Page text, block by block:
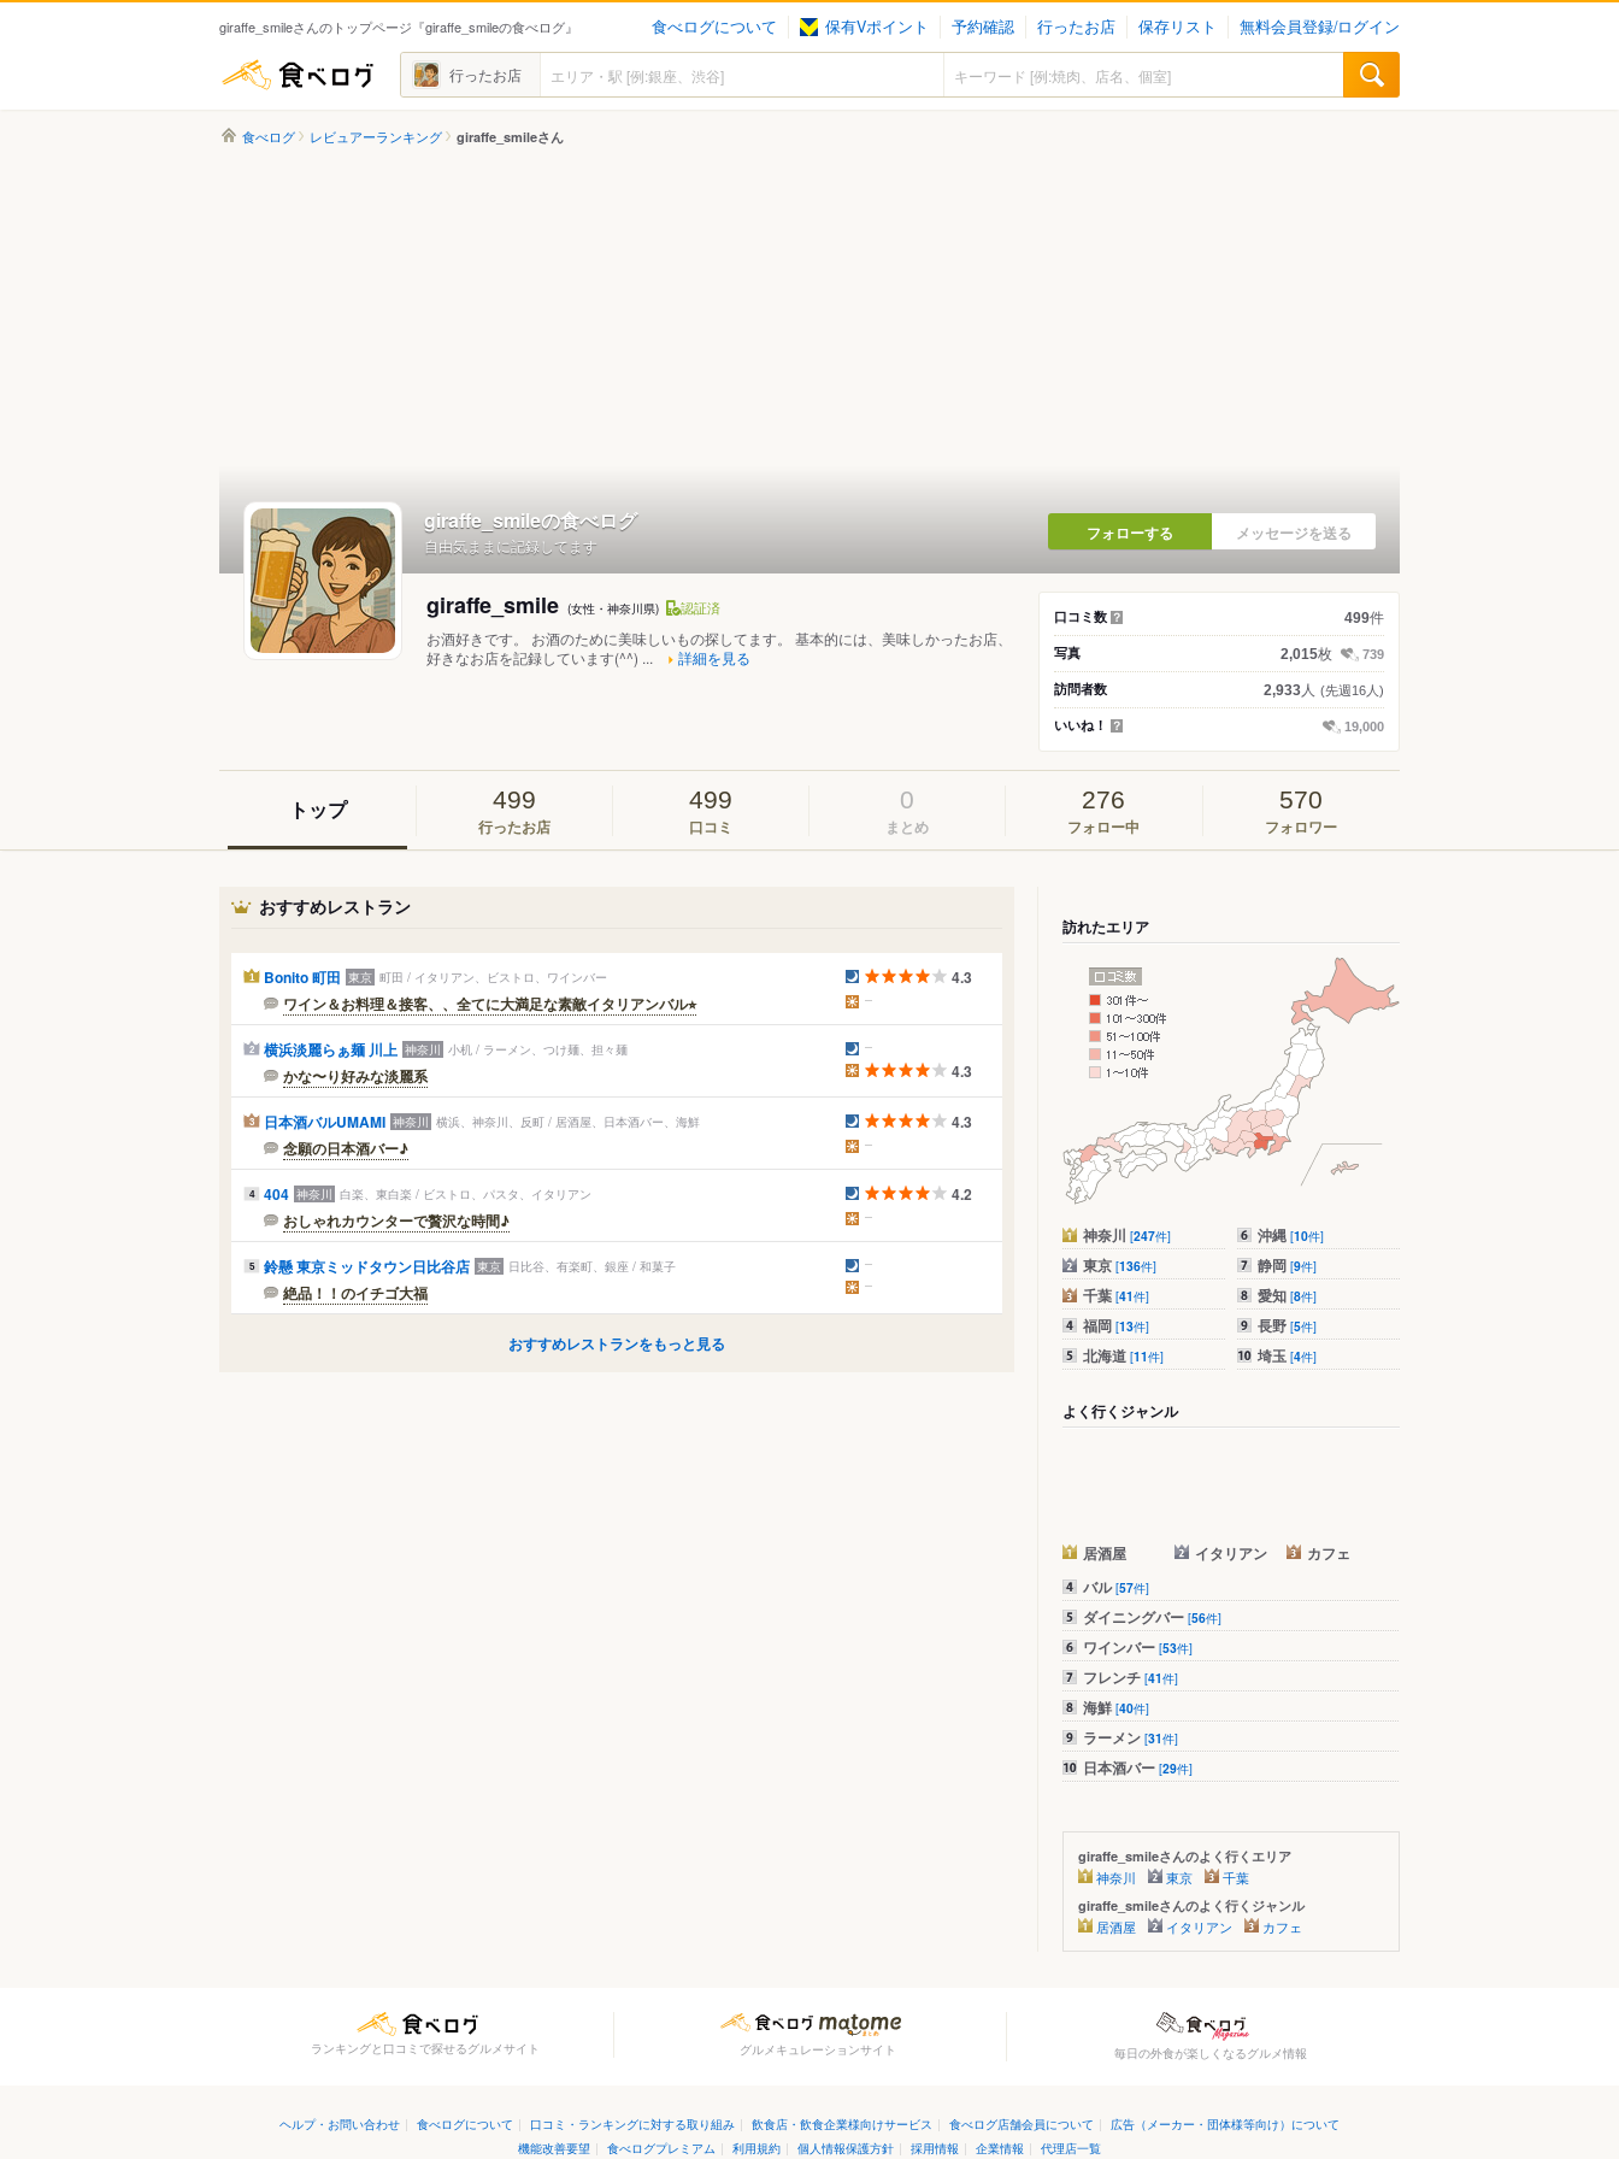
giraffe_smileさんのトップページ『giraffe_smileの食べログ』 食べログについて 保有Vポイント 予約確認 行ったお店 保存リスト 無料会員登録/ログイン
食べログ 行ったお店
食べログ レビュアーランキング giraffe_smileさん
giraffe_smileの食べログ
自由気ままに記録してます
フォローする メッセージを送る
giraffe_smile (女性・神奈川県) 認証済
お酒好きです。 お酒のために美味しいもの探してます。 基本的には、美味しかったお店、
好きなお店を記録しています(^^) ...
詳細を見る
口コミ数 ？ 499件
写真 2,015枚 739
訪問者数 2,933人 (先週16人)
いいね！ ？ 19,000
トップ 499
行ったお店
499
口コミ
0
まとめ
276
フォロー中
570
フォロワー
おすすめレストラン
1 Bonito 町田 東京 町田 / イタリアン、ビストロ、ワインバー
ワイン＆お料理＆接客、、全てに大満足な素敵イタリアンバル⭐︎
4.3
2 横浜淡麗らぁ麺 川上 神奈川 小机 / ラーメン、つけ麺、担々麺
かな〜り好みな淡麗系 4.3
3 日本酒バルUMAMI 神奈川 横浜、神奈川、反町 / 居酒屋、日本酒バー、海鮮
念願の日本酒バー♪
4.3
4 404 神奈川 白楽、東白楽 / ビストロ、パスタ、イタリアン
おしゃれカウンターで贅沢な時間♪
4.2
5 鈴懸 東京ミッドタウン日比谷店 東京 日比谷、有楽町、銀座 / 和菓子
絶品！！のイチゴ大福
おすすめレストランをもっと見る
訪れたエリア
神奈川 [247件]
東京 [136件]
千葉 [41件]
福岡 [13件]
北海道 [11件]
沖縄 [10件]
静岡 [9件]
愛知 [8件]
長野 [5件]
埼玉 [4件]
よく行くジャンル
居酒屋 イタリアン
カフェ
バル[57件]
ダイニングバー [56件]
ワインバー [53件]
フレンチ [41件]
海鮮 [40件]
ラーメン [31件]
日本酒バー [29件]
giraffe_smileさんのよく行くエリア
神奈川 東京 千葉
giraffe_smileさんのよく行くジャンル
居酒屋 イタリアン カフェ
ランキングと口コミで探せるグルメサイト グルメキュレーションサイト 毎日の外食が楽しくなるグルメ情報
ヘルプ・お問い合わせ | 食べログについて | 口コミ・ランキングに対する取り組み | 飲食店・飲食企業様向けサービス | 食べログ店舗会員について | 広告（メーカー・団体様等向け）について
機能改善要望 | 食べログプレミアム | 利用規約 | 個人情報保護方針 | 採用情報 | 企業情報 | 代理店一覧